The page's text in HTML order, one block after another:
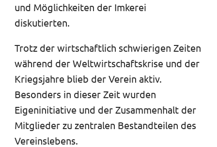
und Möglichkeiten der Imkerei
diskutierten.
Trotz der wirtschaftlich schwierigen Zeiten
während der Weltwirtschaftskrise und der
Kriegsjahre blieb der Verein aktiv.
Besonders in dieser Zeit wurden
Eigeninitiative und der Zusammenhalt der
Mitglieder zu zentralen Bestandteilen des
Vereinslebens.